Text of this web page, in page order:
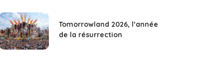
Tomorrowland 2026, l’année
de la résurrection